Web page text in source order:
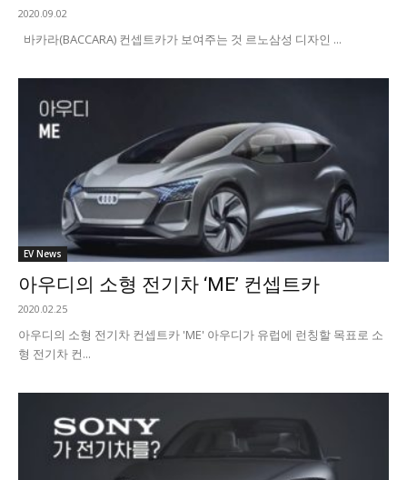
2020.09.02
바카라(BACCARA) 컨셉트카가 보여주는 것 르노삼성 디자인 ...
EV News
아우디의 소형 전기차 ‘ME’ 컨셉트카
2020.02.25
아우디의 소형 전기차 컨셉트카 'ME' 아우디가 유럽에 런칭할 목표로 소
형 전기차 컨...